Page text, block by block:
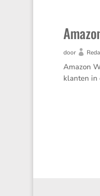
door
Amazon
klanten in